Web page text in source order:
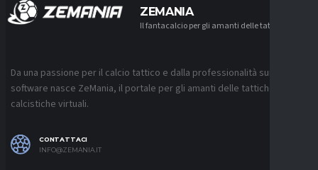
ZEMANIA
Il fantacalcio per gli amanti delle tattiche
Da una passione per il calcio tattico e dalla professionalità sui
software nasce ZeMania, il portale per gli amanti delle tattiche
calcistiche virtuali.
CONTATTACI
INFO@ZEMANIA.IT